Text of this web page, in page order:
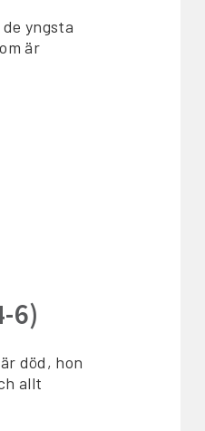
yngsta
är
6)
död, hon
allt